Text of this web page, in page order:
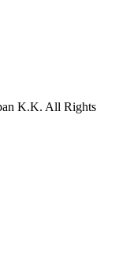
K.K. All Rights